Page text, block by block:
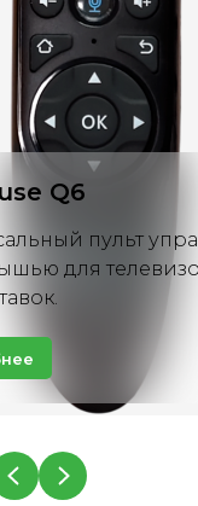
пульт для
брэнда